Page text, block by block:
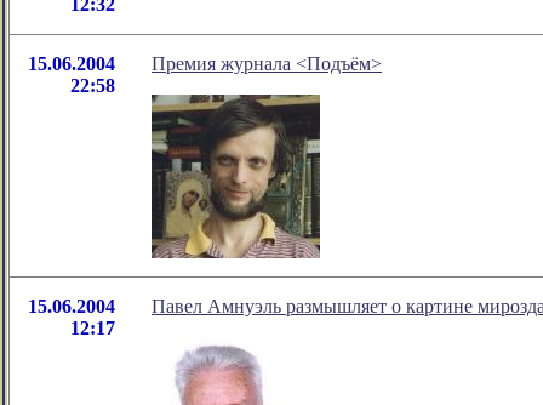
12:32
15.06.2004
22:58
Премия журнала <Подъём>
15.06.2004
12:17
Павел Амнуэль размышляет о картине